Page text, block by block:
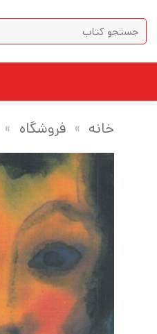
content
جستجو
برای:
خانه » فروشگاه »